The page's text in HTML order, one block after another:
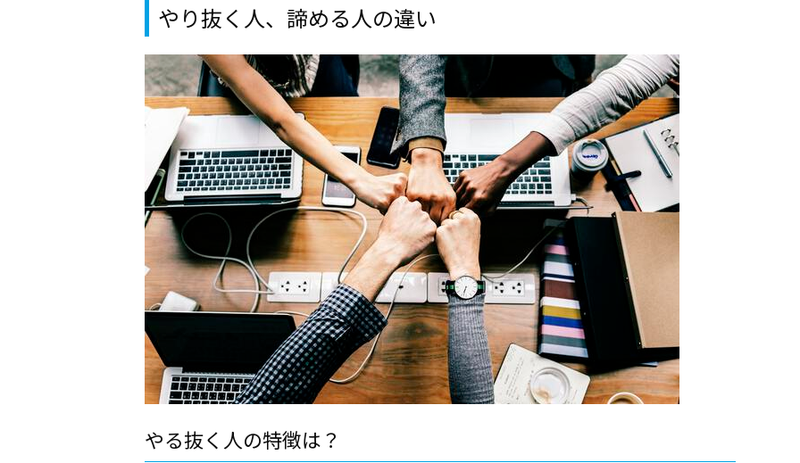
やり抜く人、諦める人の違い
やる抜く人の特徴は？